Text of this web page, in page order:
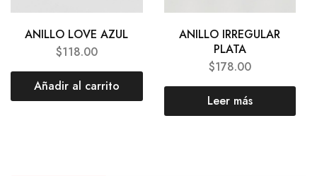
ANILLO LOVE AZUL
$118.00
Añadir al carrito
ANILLO IRREGULAR
PLATA
$178.00
Leer más